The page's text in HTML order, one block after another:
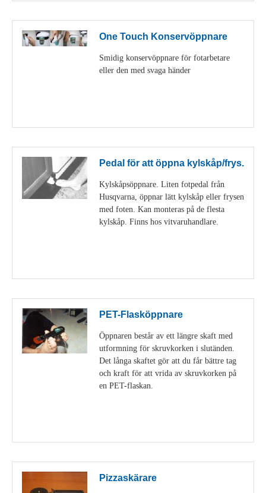
One Touch Konservöppnare
Smidig konservöppnare för fotarbetare
eller den med svaga händer
Pedal för att öppna kylskåp/frys.
Kylskåpsöppnare. Liten fotpedal från
Husqvarna, öppnar lätt kylskåp eller frysen
med foten. Kan monteras på de flesta
kylskåp. Finns hos vitvaruhandlare.
PET-Flasköppnare
Öppnaren består av ett längre skaft med
utformning för skruvkorken i slutänden.
Det långa skaftet gör att du får bättre tag
och kraft för att vrida av skruvkorken på
en PET-flaskan.
Pizzaskärare